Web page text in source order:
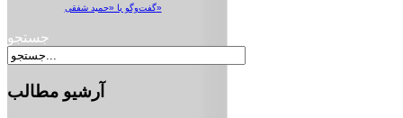
گفت‌وگو با «حمید شفقی»
جستجو
آرشیو مطالب